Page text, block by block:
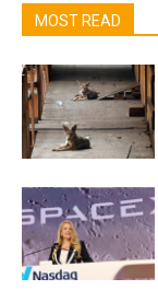
MOST READ